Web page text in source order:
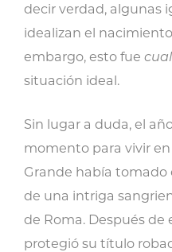
decir verdad, algunas
idealizan el
embargo, esto fue
situación ideal.
Sin lugar a duda, el
momento para vivir en
Grande había tomado
de una intriga
de Roma. Después de
protegió su título